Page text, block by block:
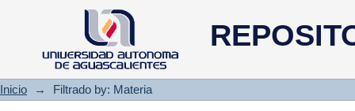
Filtrado by: Materia
Inicio → Filtrado by: Materia